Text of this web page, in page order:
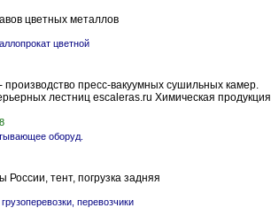
цветных металлов
цветной
пресс-вакуумных сушильных камер.
лестниц escaleras.ru Химическая продукция
оборуд.
России, тент, погрузка задняя
перевозчики